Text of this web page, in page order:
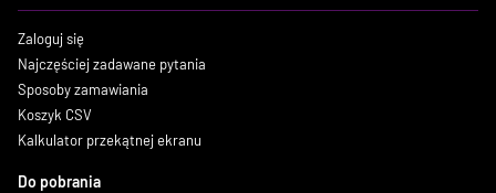
Zaloguj się
Najczęściej zadawane pytania
Sposoby zamawiania
Koszyk CSV
Kalkulator przekątnej ekranu
Do pobrania